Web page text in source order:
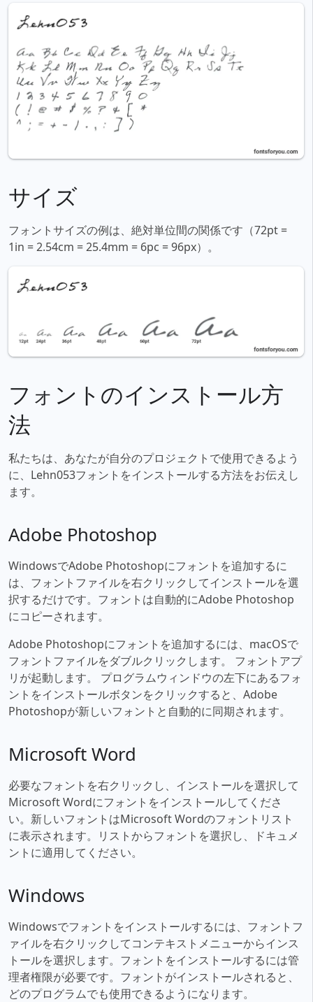
サイズ
フォントサイズの例は、絶対単位間の関係です（72pt =
1in = 2.54cm = 25.4mm = 6pc = 96px）。
フォントのインストール方
法
私たちは、あなたが自分のプロジェクトで使用できるよう
に、Lehn053フォントをインストールする方法をお伝えし
ます。
Adobe Photoshop
WindowsでAdobe Photoshopにフォントを追加するに
は、フォントファイルを右クリックしてインストールを選
択するだけです。フォントは自動的にAdobe Photoshop
にコピーされます。
Adobe Photoshopにフォントを追加するには、macOSで
フォントファイルをダブルクリックします。 フォントアプ
リが起動します。 プログラムウィンドウの左下にあるフォ
ントをインストールボタンをクリックすると、Adobe
Photoshopが新しいフォントと自動的に同期されます。
Microsoft Word
必要なフォントを右クリックし、インストールを選択して
Microsoft Wordにフォントをインストールしてくださ
い。新しいフォントはMicrosoft Wordのフォントリスト
に表示されます。リストからフォントを選択し、ドキュメ
ントに適用してください。
Windows
Windowsでフォントをインストールするには、フォントフ
ァイルを右クリックしてコンテキストメニューからインス
トールを選択します。フォントをインストールするには管
理者権限が必要です。フォントがインストールされると、
どのプログラムでも使用できるようになります。